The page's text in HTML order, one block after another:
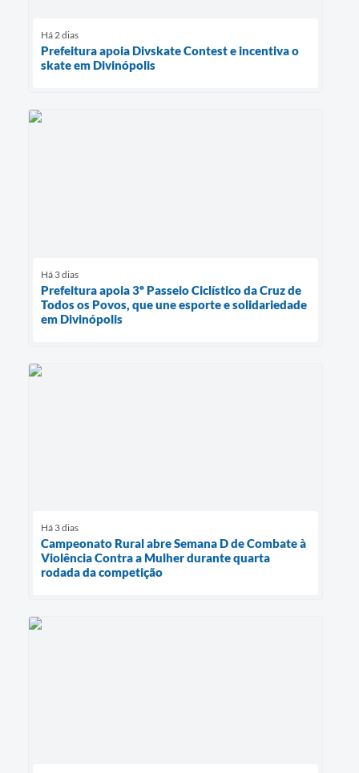
Há 2 dias
Prefeitura apoia Divskate Contest e incentiva o
skate em Divinópolis
Há 3 dias
Prefeitura apoia 3º Passeio Ciclístico da Cruz de
Todos os Povos, que une esporte e solidariedade
em Divinópolis
Há 3 dias
Campeonato Rural abre Semana D de Combate à
Violência Contra a Mulher durante quarta
rodada da competição